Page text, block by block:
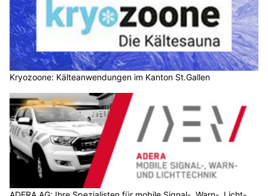
Kryozoone: Kälteanwendungen im Kanton St.Gallen